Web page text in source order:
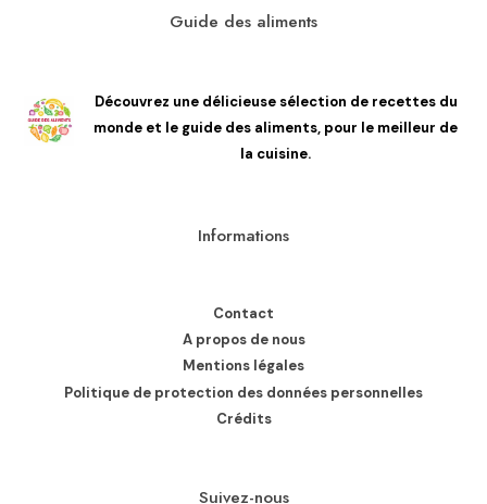
Guide des aliments
Découvrez une délicieuse sélection de recettes du
monde et le guide des aliments, pour le meilleur de
la cuisine.
Informations
Contact
A propos de nous
Mentions légales
Politique de protection des données personnelles
Crédits
Suivez-nous